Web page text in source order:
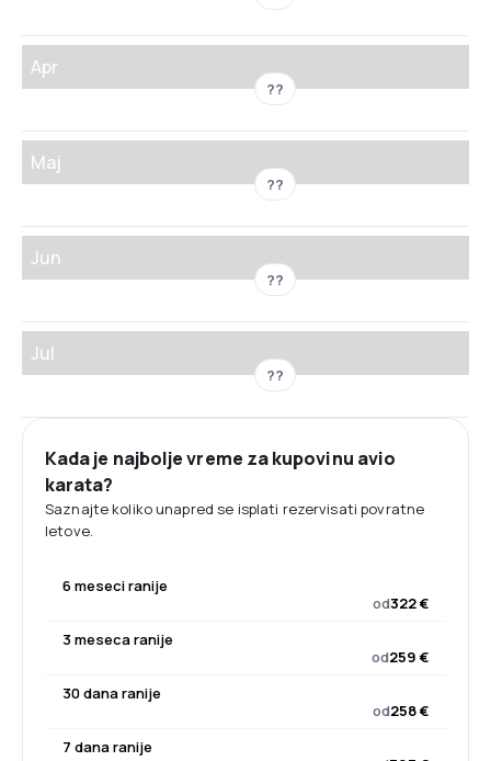
Apr
??
Maj
??
Jun
??
Jul
??
Kada je najbolje vreme za kupovinu avio
karata?
Saznajte koliko unapred se isplati rezervisati povratne
letove.
6 meseci ranije
od322 €
3 meseca ranije
od259 €
30 dana ranije
od258 €
7 dana ranije